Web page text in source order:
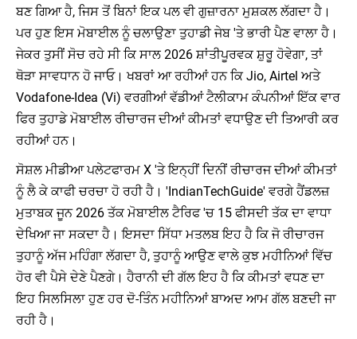
ਬਣ ਗਿਆ ਹੈ, ਜਿਸ ਤੋਂ ਬਿਨਾਂ ਇਕ ਪਲ ਵੀ ਗੁਜ਼ਾਰਨਾ ਮੁਸ਼ਕਲ ਲੱਗਦਾ ਹੈ।
ਪਰ ਹੁਣ ਇਸ ਮੋਬਾਈਲ ਨੂੰ ਚਲਾਉਣਾ ਤੁਹਾਡੀ ਜੇਬ 'ਤੇ ਭਾਰੀ ਪੈਣ ਵਾਲਾ ਹੈ।
ਜੇਕਰ ਤੁਸੀਂ ਸੋਚ ਰਹੇ ਸੀ ਕਿ ਸਾਲ 2026 ਸ਼ਾਂਤੀਪੂਰਵਕ ਸ਼ੁਰੂ ਹੋਵੇਗਾ, ਤਾਂ
ਥੋੜਾ ਸਾਵਧਾਨ ਹੋ ਜਾਓ। ਖਬਰਾਂ ਆ ਰਹੀਆਂ ਹਨ ਕਿ Jio, Airtel ਅਤੇ
Vodafone-Idea (Vi) ਵਰਗੀਆਂ ਵੱਡੀਆਂ ਟੈਲੀਕਾਮ ਕੰਪਨੀਆਂ ਇੱਕ ਵਾਰ
ਫਿਰ ਤੁਹਾਡੇ ਮੋਬਾਈਲ ਰੀਚਾਰਜ ਦੀਆਂ ਕੀਮਤਾਂ ਵਧਾਉਣ ਦੀ ਤਿਆਰੀ ਕਰ
ਰਹੀਆਂ ਹਨ।
ਸੋਸ਼ਲ ਮੀਡੀਆ ਪਲੇਟਫਾਰਮ X 'ਤੇ ਇਨ੍ਹੀਂ ਦਿਨੀਂ ਰੀਚਾਰਜ ਦੀਆਂ ਕੀਮਤਾਂ
ਨੂੰ ਲੈ ਕੇ ਕਾਫੀ ਚਰਚਾ ਹੋ ਰਹੀ ਹੈ। 'IndianTechGuide' ਵਰਗੇ ਹੈਂਡਲਜ਼
ਮੁਤਾਬਕ ਜੂਨ 2026 ਤੱਕ ਮੋਬਾਈਲ ਟੈਰਿਫ 'ਚ 15 ਫੀਸਦੀ ਤੱਕ ਦਾ ਵਾਧਾ
ਦੇਖਿਆ ਜਾ ਸਕਦਾ ਹੈ। ਇਸਦਾ ਸਿੱਧਾ ਮਤਲਬ ਇਹ ਹੈ ਕਿ ਜੋ ਰੀਚਾਰਜ
ਤੁਹਾਨੂੰ ਅੱਜ ਮਹਿੰਗਾ ਲੱਗਦਾ ਹੈ, ਤੁਹਾਨੂੰ ਆਉਣ ਵਾਲੇ ਕੁਝ ਮਹੀਨਿਆਂ ਵਿੱਚ
ਹੋਰ ਵੀ ਪੈਸੇ ਦੇਣੇ ਪੈਣਗੇ। ਹੈਰਾਨੀ ਦੀ ਗੱਲ ਇਹ ਹੈ ਕਿ ਕੀਮਤਾਂ ਵਧਣ ਦਾ
ਇਹ ਸਿਲਸਿਲਾ ਹੁਣ ਹਰ ਦੋ-ਤਿੰਨ ਮਹੀਨਿਆਂ ਬਾਅਦ ਆਮ ਗੱਲ ਬਣਦੀ ਜਾ
ਰਹੀ ਹੈ।